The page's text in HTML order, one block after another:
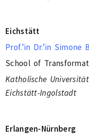
Eichstätt
Prof.’in Dr.’in Simone
School of
Katholische Universität
Eichstätt-Ingolstadt
Erlangen-Nürnberg